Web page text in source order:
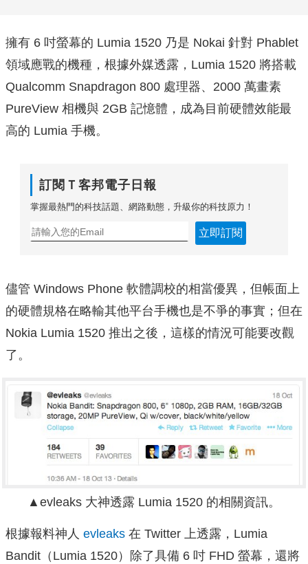
擁有 6 吋螢幕的 Lumia 1520 乃是 Nokai 針對 Phablet
領域應戰的機種，根據外媒透露，Lumia 1520 將搭載
Qualcomm Snapdragon 800 處理器、2000 萬畫素
PureView 相機與 2GB 記憶體，成為目前硬體效能最
高的 Lumia 手機。
訂閱Ｔ客邦電子日報
掌握最熱門的科技話題、網路動態，升級你的科技原力！
立即訂閱
儘管 Windows Phone 軟體調校的相當優異，但帳面上
的硬體規格在略輸其他平台手機也是不爭的事實；但在
Nokia Lumia 1520 推出之後，這樣的情況可能要改觀
了。
▲evleaks 大神透露 Lumia 1520 的相關資訊。
根據報料神人 evleaks 在 Twitter 上透露，Lumia
Bandit（Lumia 1520）除了具備 6 吋 FHD 螢幕，還將